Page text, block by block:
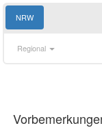
NRW
Regional